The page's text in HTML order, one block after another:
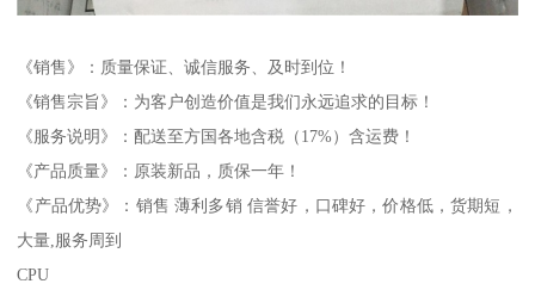
《销售》：质量保证、诚信服务、及时到位！
《销售宗旨》：为客户创造价值是我们永远追求的目标！
《服务说明》：配送至方国各地含税（17%）含运费！
《产品质量》：原装新品，质保一年！
《产品优势》：销售 薄利多销 信誉好，口碑好，价格低，货期短，
大量,服务周到
CPU